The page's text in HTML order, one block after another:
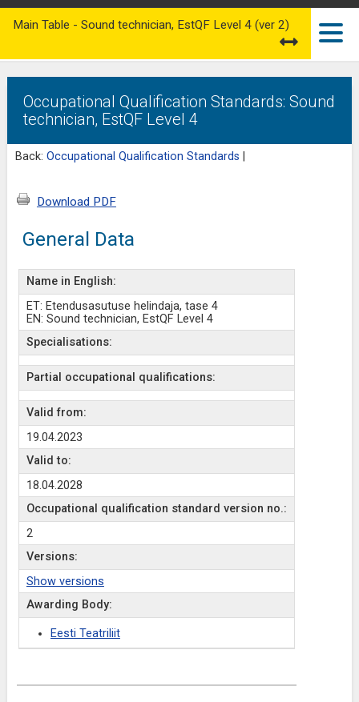
Occupational Qualification Standards: Sound
technician, EstQF Level 4
Back: Occupational Qualification Standards
Main Table - Sound technician, EstQF Level 4 (ver 2)
Download PDF
General Data
Name in English:
ET: Etendusasutuse helindaja, tase 4
EN: Sound technician, EstQF Level 4
Specialisations:
Partial occupational qualifications:
Valid from:
19.04.2023
Valid to:
18.04.2028
Occupational qualification standard version no.:
2
Versions:
Show versions
Awarding Body:
Eesti Teatriliit